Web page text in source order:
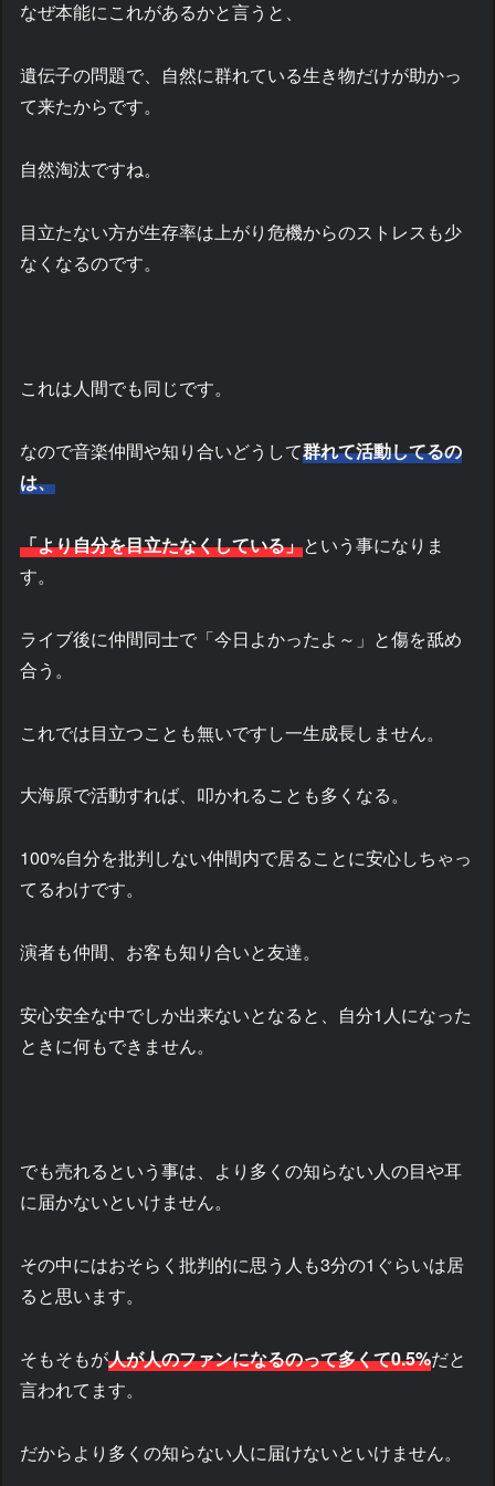
なぜ本能にこれがあるかと言うと、
遺伝子の問題で、自然に群れている生き物だけが助かっ
て来たからです。
自然淘汰ですね。
目立たない方が生存率は上がり危機からのストレスも少
なくなるのです。
これは人間でも同じです。
なので音楽仲間や知り合いどうして群れて活動してるの
は、
「より自分を目立たなくしている」という事になりま
す。
ライブ後に仲間同士で「今日よかったよ～」と傷を舐め
合う。
これでは目立つことも無いですし一生成長しません。
大海原で活動すれば、叩かれることも多くなる。
100%自分を批判しない仲間内で居ることに安心しちゃっ
てるわけです。
演者も仲間、お客も知り合いと友達。
安心安全な中でしか出来ないとなると、自分1人になった
ときに何もできません。
でも売れるという事は、より多くの知らない人の目や耳
に届かないといけません。
その中にはおそらく批判的に思う人も3分の1ぐらいは居
ると思います。
そもそもが人が人のファンになるのって多くて0.5%だと
言われてます。
だからより多くの知らない人に届けないといけません。